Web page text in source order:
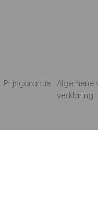
Prijsgarantie Algemene
verklaring